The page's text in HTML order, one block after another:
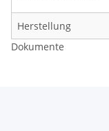
Herstellung
Dokumente